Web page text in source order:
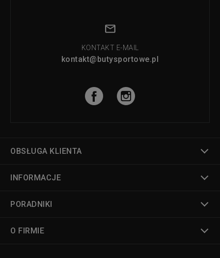
KONTAKT E-MAIL
kontakt@butysportowe.pl
OBSŁUGA KLIENTA
INFORMACJE
PORADNIKI
O FIRMIE